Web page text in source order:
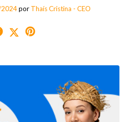
por Thaís Cristina - CEO